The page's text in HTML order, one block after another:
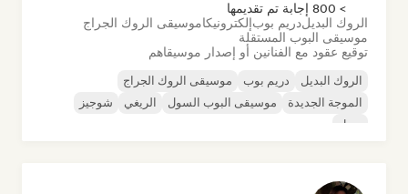
> 800 إجابة تم تقديمها
الروك البديلدريم بوبإلكترونيكاموسيقى الروك الجراج
موسيقى البوب المستقلة
توقيع عقود مع الفنانين أو إصدار موسيقاهم
الروك البديل دريم بوب
موسيقى الروك الجراج
الموجة الجديدة
موسيقى البوب السول الريغي
شوجيز
سول